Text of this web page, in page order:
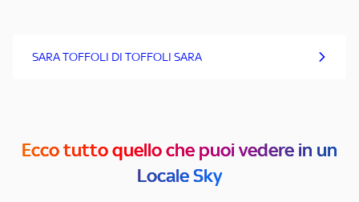
SARA TOFFOLI DI TOFFOLI SARA
Ecco tutto quello che puoi vedere in un
Locale Sky